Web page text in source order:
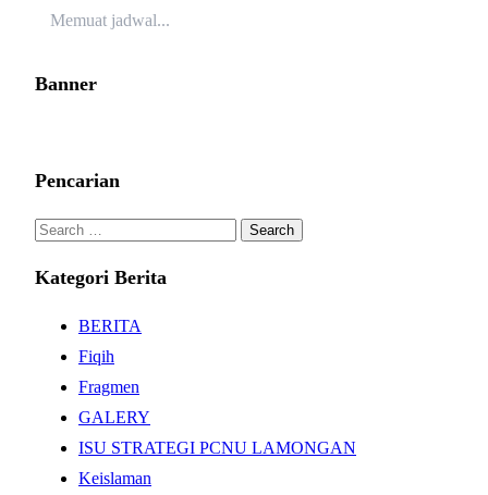
Memuat jadwal...
Banner
Pencarian
Search
Kategori Berita
BERITA
Fiqih
Fragmen
GALERY
ISU STRATEGI PCNU LAMONGAN
Keislaman